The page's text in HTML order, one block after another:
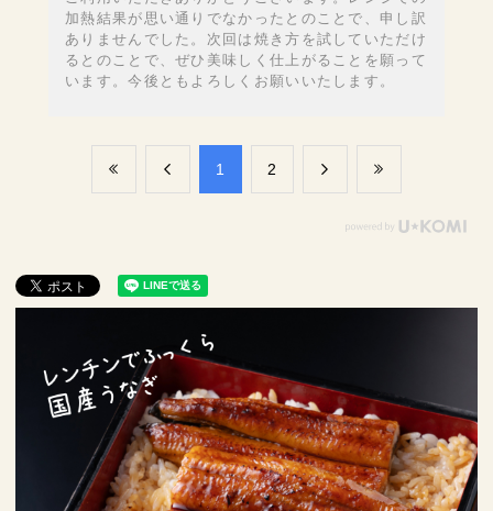
加熱結果が思い通りでなかったとのことで、申し訳
ありませんでした。次回は焼き方を試していただけ
るとのことで、ぜひ美味しく仕上がることを願って
います。今後ともよろしくお願いいたします。
​1 ​2